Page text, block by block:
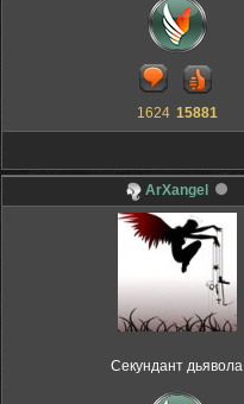
1624 15881
ArXangel
Секундант дьявола